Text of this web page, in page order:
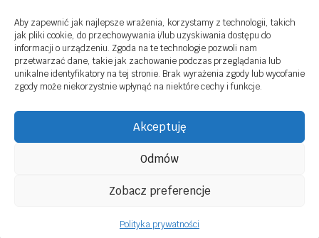
Aby zapewnić jak najlepsze wrażenia, korzystamy z technologii, takich
jak pliki cookie, do przechowywania i/lub uzyskiwania dostępu do
informacji o urządzeniu. Zgoda na te technologie pozwoli nam
przetwarzać dane, takie jak zachowanie podczas przeglądania lub
unikalne identyfikatory na tej stronie. Brak wyrażenia zgody lub wycofanie
zgody może niekorzystnie wpłynąć na niektóre cechy i funkcje.
Akceptuję
Odmów
Zobacz preferencje
Polityka prywatności
Moje konto
Obowiązek Informacyjny
Polityka prywatności
Regulamin sklepu online
© 2026 Prima Optyk Wykonanie